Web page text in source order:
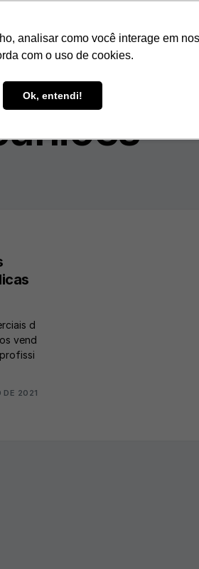
analisar como você interage em
com o uso de cookies.
Ok, entendi!
d
vend
DE 2021